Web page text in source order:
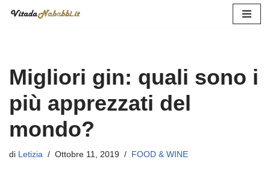
Migliori gin: quali sono i
più apprezzati del
mondo?
di Letizia Ottobre 11, 2019 FOOD & WINE